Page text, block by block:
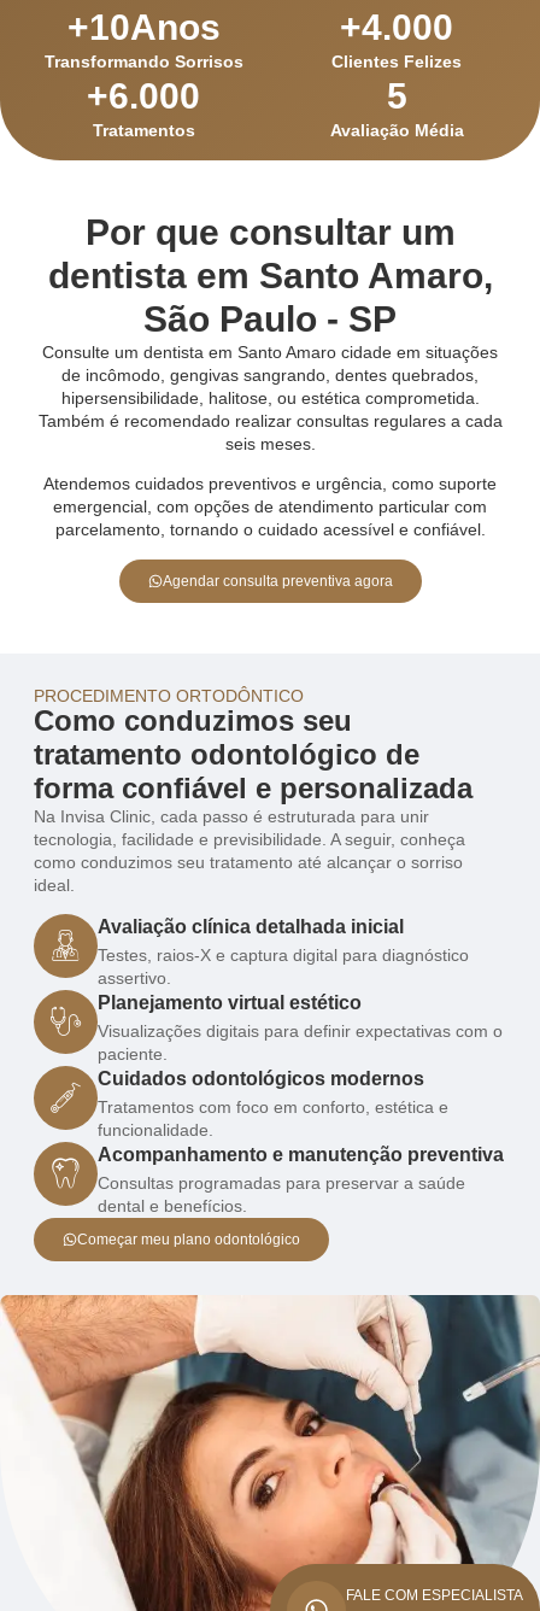
Transformando Sorrisos
+10Anos
Clientes Felizes
+4.000
Tratamentos
+6.000
Avaliação Média
5
Por que consultar um
dentista em Santo Amaro,
São Paulo - SP
Consulte um dentista em Santo Amaro cidade em situações
de incômodo, gengivas sangrando, dentes quebrados,
hipersensibilidade, halitose, ou estética comprometida.
Também é recomendado realizar consultas regulares a cada
seis meses.
Atendemos cuidados preventivos e urgência, como suporte
emergencial, com opções de atendimento particular com
parcelamento, tornando o cuidado acessível e confiável.
Agendar consulta preventiva agora
PROCEDIMENTO ORTODÔNTICO
Como conduzimos seu
tratamento odontológico de
forma confiável e personalizada
Na Invisa Clinic, cada passo é estruturada para unir
tecnologia, facilidade e previsibilidade. A seguir, conheça
como conduzimos seu tratamento até alcançar o sorriso
ideal.
Avaliação clínica detalhada inicial
Testes, raios-X e captura digital para diagnóstico
assertivo.
Planejamento virtual estético
Visualizações digitais para definir expectativas com o
paciente.
Cuidados odontológicos modernos
Tratamentos com foco em conforto, estética e
funcionalidade.
Acompanhamento e manutenção preventiva
Consultas programadas para preservar a saúde
dental e benefícios.
Começar meu plano odontológico
FALE COM ESPECIALISTA